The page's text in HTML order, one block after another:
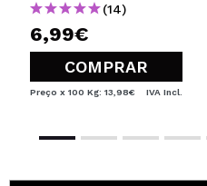
(14)
6,99€
COMPRAR
Preço x 100 Kg: 13,98€ IVA Incl.